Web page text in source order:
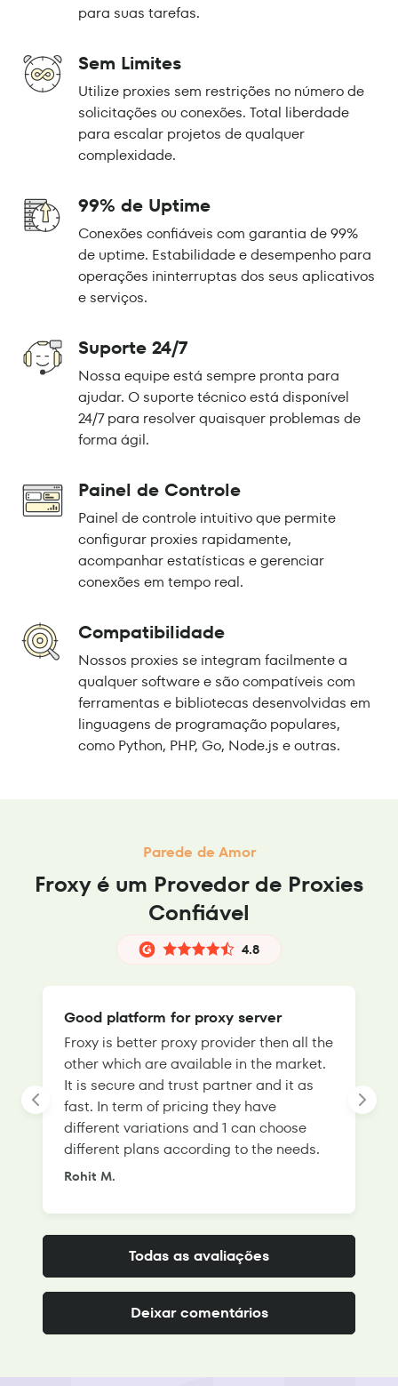
para suas tarefas.
Sem Limites
Utilize proxies sem restrições no número de
solicitações ou conexões. Total liberdade
para escalar projetos de qualquer
complexidade.
99% de Uptime
Conexões confiáveis com garantia de 99%
de uptime. Estabilidade e desempenho para
operações ininterruptas dos seus aplicativos
e serviços.
Suporte 24/7
Nossa equipe está sempre pronta para
ajudar. O suporte técnico está disponível
24/7 para resolver quaisquer problemas de
forma ágil.
Painel de Controle
Painel de controle intuitivo que permite
configurar proxies rapidamente,
acompanhar estatísticas e gerenciar
conexões em tempo real.
Compatibilidade
Nossos proxies se integram facilmente a
qualquer software e são compatíveis com
ferramentas e bibliotecas desenvolvidas em
linguagens de programação populares,
como Python, PHP, Go, Node.js e outras.
Parede de Amor
Froxy é um Provedor de Proxies
Confiável
4.8
Good platform for proxy server
Froxy is better proxy provider then all the
other which are available in the market.
It is secure and trust partner and it as
fast. In term of pricing they have
different variations and 1 can choose
different plans according to the needs.
Rohit M.
Todas as avaliações
Deixar comentários